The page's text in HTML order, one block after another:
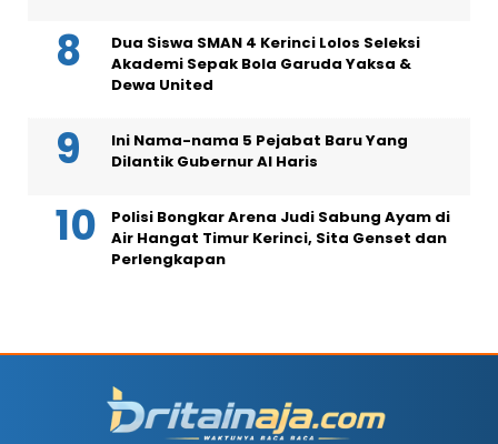
Dua Siswa SMAN 4 Kerinci Lolos Seleksi
Akademi Sepak Bola Garuda Yaksa &
Dewa United
Ini Nama-nama 5 Pejabat Baru Yang
Dilantik Gubernur Al Haris
Polisi Bongkar Arena Judi Sabung Ayam di
Air Hangat Timur Kerinci, Sita Genset dan
Perlengkapan